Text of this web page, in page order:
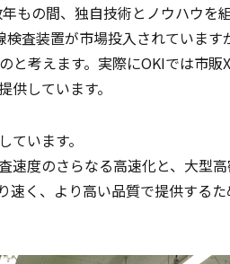
もの間、独自技術とノウハウを
査装置が市場投入されていま
と考えます。実際にOKIでは市
しています。
います。
速度のさらなる高速化と、大型
速く、より高い品質で提供する